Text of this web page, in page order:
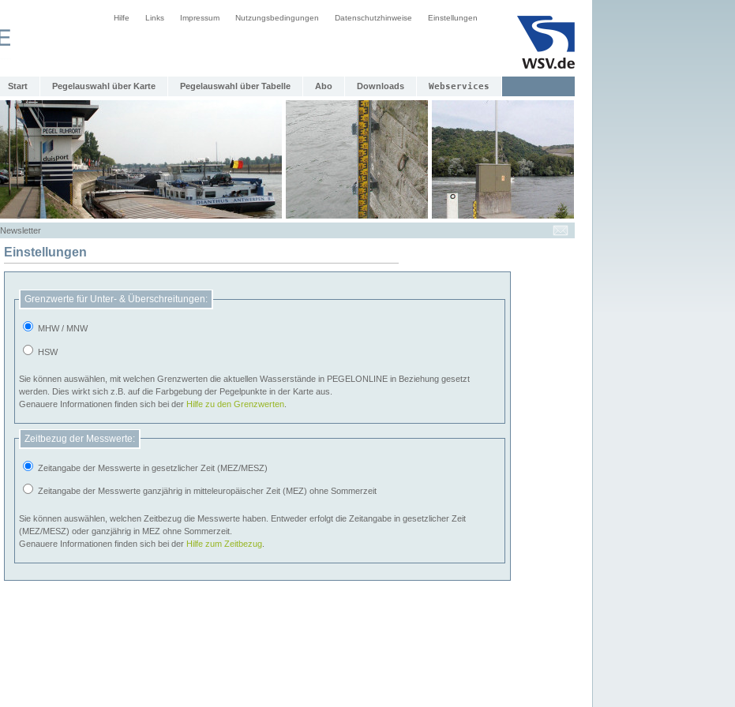
Hilfe Links Impressum Nutzungsbedingungen Datenschutzhinweise Einstellungen
Start Pegelauswahl über Karte Pegelauswahl über Tabelle Abo Downloads Webservices
Newsletter
Einstellungen
Grenzwerte für Unter- & Überschreitungen:
MHW / MNW
HSW
Sie können auswählen, mit welchen Grenzwerten die aktuellen Wasserstände in PEGELONLINE in Beziehung gesetzt
werden. Dies wirkt sich z.B. auf die Farbgebung der Pegelpunkte in der Karte aus.
Genauere Informationen finden sich bei der Hilfe zu den Grenzwerten
Zeitbezug der Messwerte:
Zeitangabe der Messwerte in gesetzlicher Zeit (MEZ/MESZ)
Zeitangabe der Messwerte ganzjährig in mitteleuropäischer Zeit (MEZ) ohne Sommerzeit
Sie können auswählen, welchen Zeitbezug die Messwerte haben. Entweder erfolgt die Zeitangabe in gesetzlicher Zeit
(MEZ/MESZ) oder ganzjährig in MEZ ohne Sommerzeit.
Genauere Informationen finden sich bei der Hilfe zum Zeitbezug